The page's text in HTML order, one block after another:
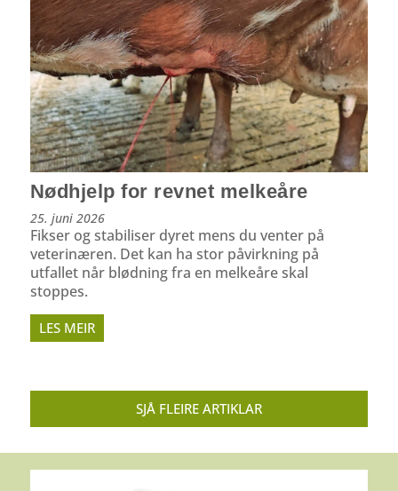
Nødhjelp for revnet melkeåre
25. juni 2026
Fikser og stabiliser dyret mens du venter på
veterinæren. Det kan ha stor påvirkning på
utfallet når blødning fra en melkeåre skal
stoppes.
LES MEIR
SJÅ FLEIRE ARTIKLAR